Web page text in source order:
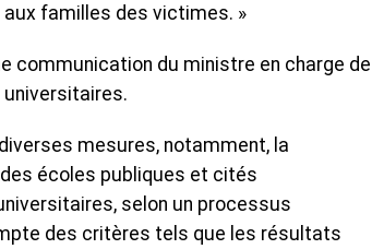
familles des victimes. »
communication du ministre en charge de
universitaires.
mesures, notamment, la
écoles publiques et cités
selon un processus
des critères tels que les résultats